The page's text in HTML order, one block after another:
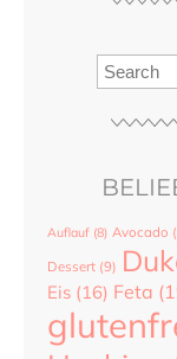
Auflauf (8) Avocado
Dessert (9)
Eis (16) Feta